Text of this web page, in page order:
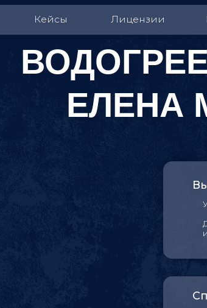
Лицензии Контакты
ВОДОГРЕЕВА
ЕЛЕНА
Высшее
УрФУ имени
и управление
Комплексное
социальных